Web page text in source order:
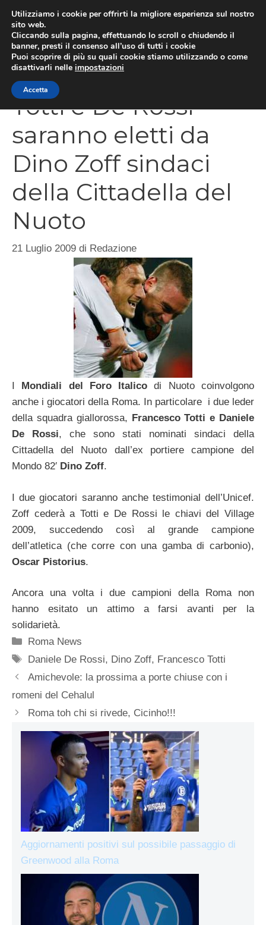
contenuto
Totti e De Rossi
saranno eletti da
Dino Zoff sindaci
della Cittadella del
Nuoto
21 Luglio 2009 di Redazione
Mondiali del Foro Italico di Nuoto coinvolgono
anche i giocatori della Roma. In particolare i due leder
della squadra giallorossa, Francesco Totti e Daniele
De Rossi, che sono stati nominati sindaci della
Cittadella del Nuoto dall’ex portiere campione del
Mondo 82′ Dino Zoff.
I due giocatori saranno anche testimonial dell’Unicef.
Zoff cederà a Totti e De Rossi le chiavi del Village
2009, succedendo così al grande campione
dell’atletica (che corre con una gamba di carbonio),
Oscar Pistorius.
Ancora una volta i due campioni della Roma non
hanno esitato un attimo a farsi avanti per la
solidarietà.
Categorie
Roma News
Tag
Daniele De Rossi, Dino Zoff, Francesco Totti
Amichevole: la prossima a porte chiuse con i
romeni del Cehalul
Roma toh chi si rivede, Cicinho!!!
Aggiornamenti positivi sul possibile passaggio di
Greenwood alla Roma
Utilizziamo i cookie per offrirti la migliore esperienza sul nostro
sito web.
Cliccando sulla pagina, effettuando lo scroll o chiudendo il
banner, presti il consenso all’uso di tutti i cookie
Puoi scoprire di più su quali cookie stiamo utilizzando o come
disattivarli nelle impostazioni
Accetta